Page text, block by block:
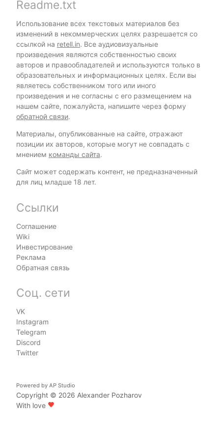
Readme.txt
Использование всех текстовых материалов без
изменений в некоммерческих целях разрешается со
ссылкой на retell.in. Все аудиовизуальные
произведения являются собственностью своих
авторов и правообладателей и используются только в
образовательных и информационных целях. Если вы
являетесь собственником того или иного
произведения и не согласны с его размещением на
нашем сайте, пожалуйста, напишите через форму
обратной связи.
Материалы, опубликованные на сайте, отражают
позиции их авторов, которые могут не совпадать с
мнением команды сайта.
Сайт может содержать контент, не предназначенный
для лиц младше 18 лет.
Ссылки
Соглашение
Wiki
Инвестирование
Реклама
Обратная связь
Соц. сети
VK
Instagram
Telegram
Discord
Twitter
Powered by AP Studio
Copyright © 2026 Alexander Pozharov
With love favorite